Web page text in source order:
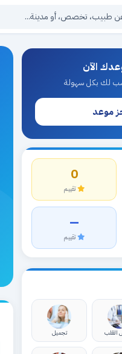
الآن
لك بكل سهولة
موعد
0
تقييم
—
تقييم
القلب تجميل